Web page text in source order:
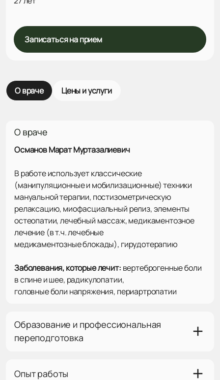
Записаться на прием
О враче Цены и услуги
О враче
Османов Марат Муртазалиевич
В работе использует классические
(манипуляционные и мобилизационные) техники
мануальной терапии, постизометрическую
релаксацию, миофасциальный релиз, элементы
остеопатии, лечебный массаж, медикаментозное
лечение (в т.ч. лечебные
медикаментозные блокады), гирудотерапию
Заболевания, которые лечит: вертеброгенные боли
в спине и шее, радикулопатии,
головные боли напряжения, периартропатии
Образование и профессиональная
переподготовка
Опыт работы